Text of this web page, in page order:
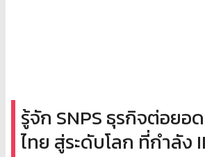
รู้จัก SNPS ธุรกิจต่อยอ
ไทย สู่ระดับโลก ที่กำลัง